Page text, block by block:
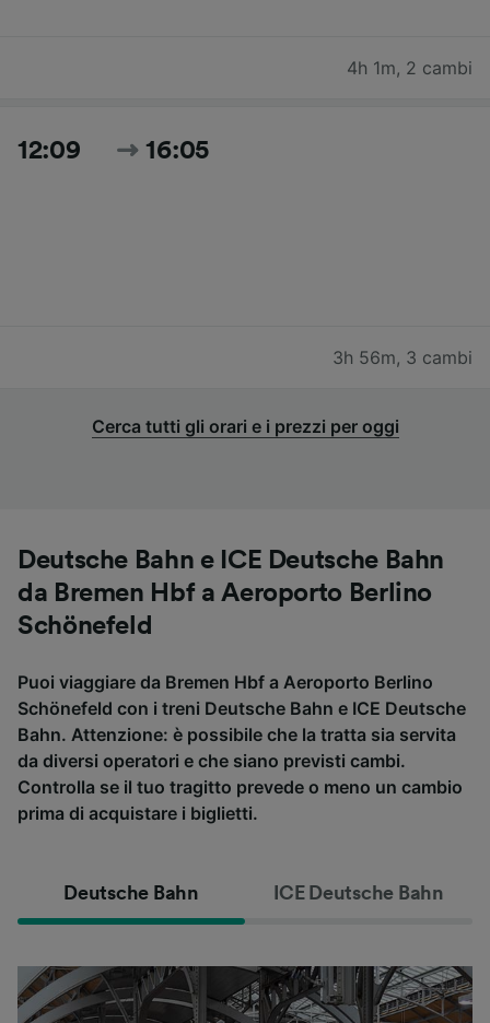
4h 1m, 2 cambi
12:09 16:05
3h 56m, 3 cambi
Cerca tutti gli orari e i prezzi per oggi
Deutsche Bahn e ICE Deutsche Bahn
da Bremen Hbf a Aeroporto Berlino
Schönefeld
Puoi viaggiare da Bremen Hbf a Aeroporto Berlino
Schönefeld con i treni Deutsche Bahn e ICE Deutsche
Bahn. Attenzione: è possibile che la tratta sia servita
da diversi operatori e che siano previsti cambi.
Controlla se il tuo tragitto prevede o meno un cambio
prima di acquistare i biglietti.
Deutsche Bahn ICE Deutsche Bahn